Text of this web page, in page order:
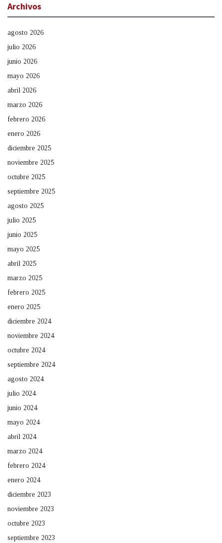
Archivos
agosto 2026
julio 2026
junio 2026
mayo 2026
abril 2026
marzo 2026
febrero 2026
enero 2026
diciembre 2025
noviembre 2025
octubre 2025
septiembre 2025
agosto 2025
julio 2025
junio 2025
mayo 2025
abril 2025
marzo 2025
febrero 2025
enero 2025
diciembre 2024
noviembre 2024
octubre 2024
septiembre 2024
agosto 2024
julio 2024
junio 2024
mayo 2024
abril 2024
marzo 2024
febrero 2024
enero 2024
diciembre 2023
noviembre 2023
octubre 2023
septiembre 2023